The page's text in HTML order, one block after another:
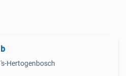
b
's-Hertogenbosch